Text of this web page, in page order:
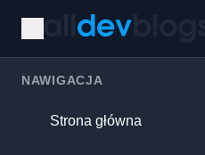
NAWIGACJA
Strona główna